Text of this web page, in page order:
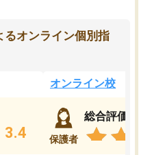
るオンライン個別指
3.4
オンライン校
保護者
総合評価